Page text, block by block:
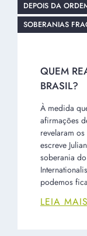
DEPOIS DA
SOBERANIAS
QUEM
BRASIL?
À medida
afirmações
revelaram
escreve
soberania
podemos
LEIA MAIS